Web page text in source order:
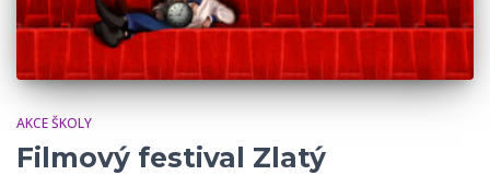
AKCE ŠKOLY
Filmový festival Zlatý